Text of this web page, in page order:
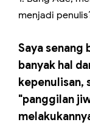
menjadi
Saya senang
banyak hal
kepenulisan,
"panggilan